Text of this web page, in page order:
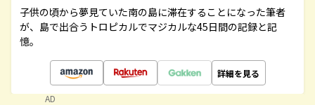
子供の頃から夢見ていた南の島に滞在することになった筆者
が、島で出合うトロピカルでマジカルな45日間の記録と記
憶。
詳細を見る
AD